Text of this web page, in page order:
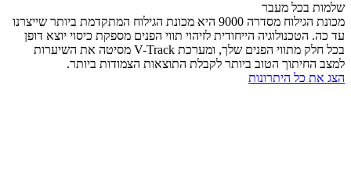
בכל מעבר
מכונת הגילוח מסדרה 9000 היא מכונת הגילוח המתקדמת ביותר שייצרנו
הטכנולוגיה הייחודית לזיהוי תווי הפנים מספקת כיסוי יוצא דופן
בכל חלק מתווי הפנים שלך, ומערכת V-Track מסיטה את השיערות
החיתוך הטוב ביותר לקבלת התוצאות הצמודות ביותר.
כל היתרונות